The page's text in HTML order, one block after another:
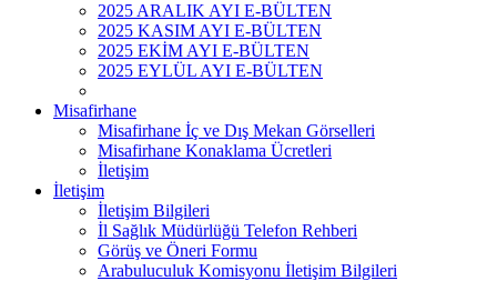
2025 ARALIK AYI E-BÜLTEN
2025 KASIM AYI E-BÜLTEN
2025 EKİM AYI E-BÜLTEN
2025 EYLÜL AYI E-BÜLTEN
Misafirhane
Misafirhane İç ve Dış Mekan Görselleri
Misafirhane Konaklama Ücretleri
İletişim
İletişim
İletişim Bilgileri
İl Sağlık Müdürlüğü Telefon Rehberi
Görüş ve Öneri Formu
Arabuluculuk Komisyonu İletişim Bilgileri